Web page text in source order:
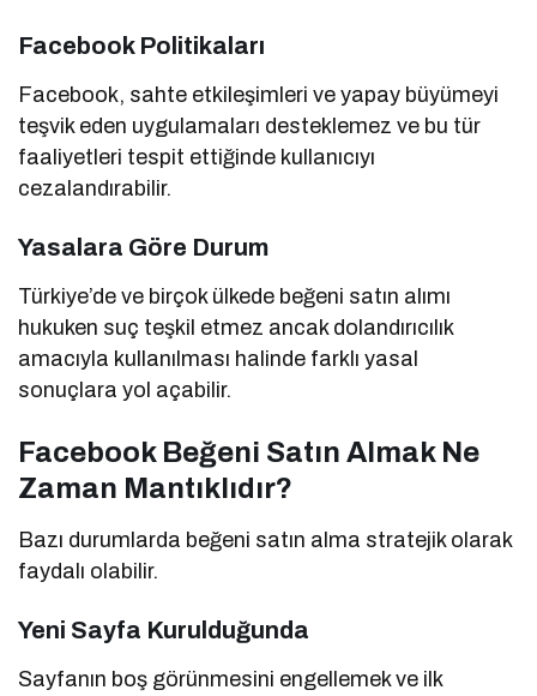
Facebook Politikaları
Facebook, sahte etkileşimleri ve yapay büyümeyi
teşvik eden uygulamaları desteklemez ve bu tür
faaliyetleri tespit ettiğinde kullanıcıyı
cezalandırabilir.
Yasalara Göre Durum
Türkiye’de ve birçok ülkede beğeni satın alımı
hukuken suç teşkil etmez ancak dolandırıcılık
amacıyla kullanılması halinde farklı yasal
sonuçlara yol açabilir.
Facebook Beğeni Satın Almak Ne
Zaman Mantıklıdır?
Bazı durumlarda beğeni satın alma stratejik olarak
faydalı olabilir.
Yeni Sayfa Kurulduğunda
Sayfanın boş görünmesini engellemek ve ilk